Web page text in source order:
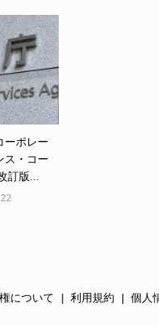
ーポレー
ス・コー
訂版...
について 利用規約 個人